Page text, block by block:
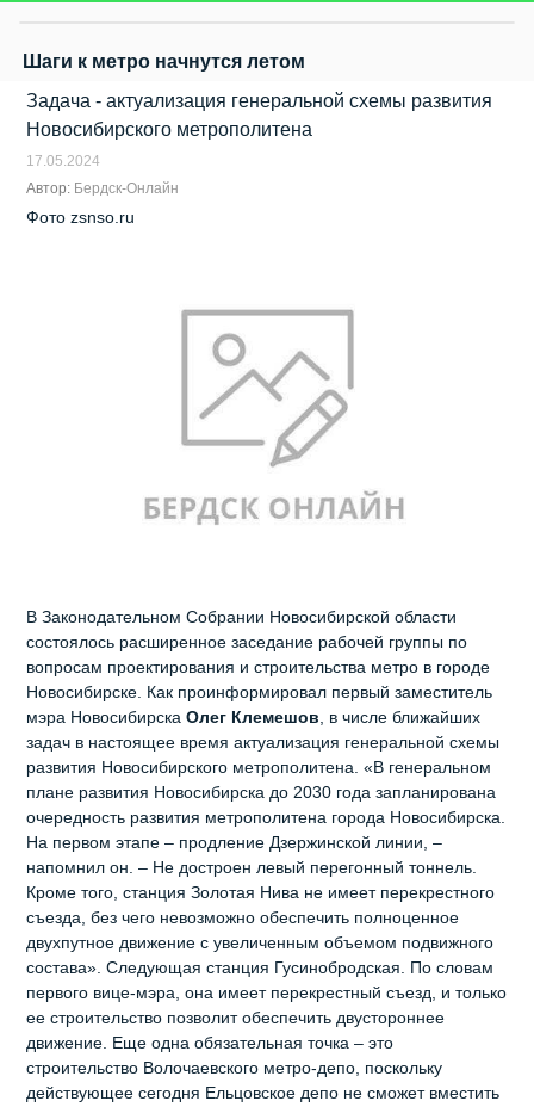
Шаги к метро начнутся летом
Задача - актуализация генеральной схемы развития
Новосибирского метрополитена
17.05.2024
Автор: Бердск-Онлайн
Фото zsnso.ru
В Законодательном Собрании Новосибирской области
состоялось расширенное заседание рабочей группы по
вопросам проектирования и строительства метро в городе
Новосибирске. Как проинформировал первый заместитель
мэра НовосибирскаОлег Клемешов, в числе ближайших
задач в настоящее время актуализация генеральной схемы
развития Новосибирского метрополитена. «В генеральном
плане развития Новосибирска до 2030 года запланирована
очередность развития метрополитена города Новосибирска.
На первом этапе – продление Дзержинской линии, –
напомнил он. – Не достроен левый перегонный тоннель.
Кроме того, станция Золотая Нива не имеет перекрестного
съезда, без чего невозможно обеспечить полноценное
двухпутное движение с увеличенным объемом подвижного
состава». Следующая станция Гусинобродская. По словам
первого вице-мэра, она имеет перекрестный съезд, и только
ее строительство позволит обеспечить двустороннее
движение. Еще одна обязательная точка – это
строительство Волочаевского метро-депо, поскольку
действующее сегодня Ельцовское депо не сможет вместить